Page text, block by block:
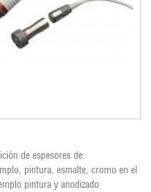
de espesores de:
pintura, esmalte, cromo en el
pintura y anodizado